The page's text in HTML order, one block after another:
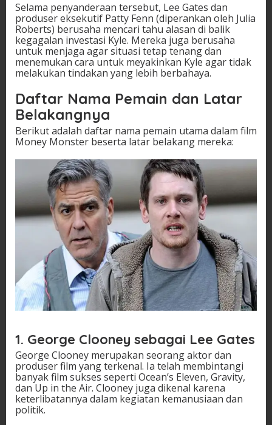
Selama penyanderaan tersebut, Lee Gates dan
produser eksekutif Patty Fenn (diperankan oleh Julia
Roberts) berusaha mencari tahu alasan di balik
kegagalan investasi Kyle. Mereka juga berusaha
untuk menjaga agar situasi tetap tenang dan
menemukan cara untuk meyakinkan Kyle agar tidak
melakukan tindakan yang lebih berbahaya.
Daftar Nama Pemain dan Latar
Belakangnya
Berikut adalah daftar nama pemain utama dalam film
Money Monster beserta latar belakang mereka:
1. George Clooney sebagai Lee Gates
George Clooney merupakan seorang aktor dan
produser film yang terkenal. Ia telah membintangi
banyak film sukses seperti Ocean’s Eleven, Gravity,
dan Up in the Air. Clooney juga dikenal karena
keterlibatannya dalam kegiatan kemanusiaan dan
politik.